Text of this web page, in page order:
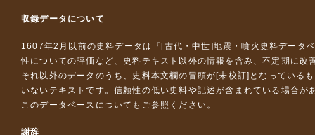
収録データについて
1607年2月以前の史料データは『 [古代・中世]地震・噴火史料データ
性についての評価など、史料テキスト以外の情報を含み、不定期に改
それ以外のデータのうち、史料本文欄の冒頭が[未校訂]となっている
いないテキストです。信頼性の低い史料や記述が含まれている場合が
このデータベースについて もご参照ください。
謝辞